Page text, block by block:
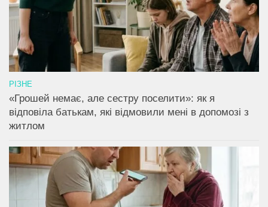
РІЗНЕ
«Грошей немає, але сестру поселити»: як я
відповіла батькам, які відмовили мені в допомозі з
житлом